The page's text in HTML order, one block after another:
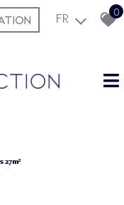
FR
0
27m²